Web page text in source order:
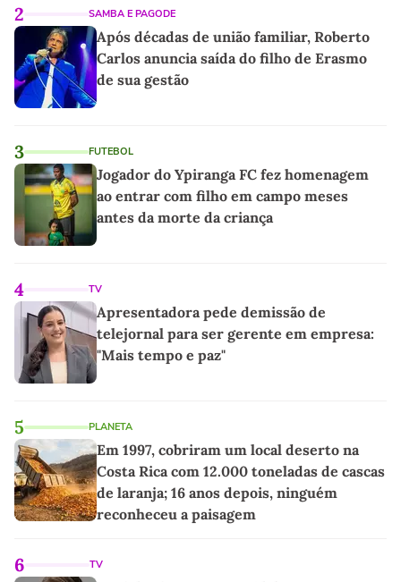
2 SAMBA E PAGODE
Após décadas de união familiar, Roberto
Carlos anuncia saída do filho de Erasmo
de sua gestão
3 FUTEBOL
Jogador do Ypiranga FC fez homenagem
ao entrar com filho em campo meses
antes da morte da criança
4 TV
Apresentadora pede demissão de
telejornal para ser gerente em empresa:
"Mais tempo e paz"
5 PLANETA
Em 1997, cobriram um local deserto na
Costa Rica com 12.000 toneladas de cascas
de laranja; 16 anos depois, ninguém
reconheceu a paisagem
6 TV